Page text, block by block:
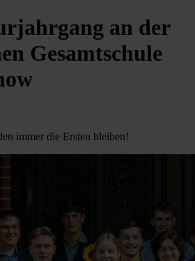
an der
Gesamtschule
immer die Ersten bleiben!